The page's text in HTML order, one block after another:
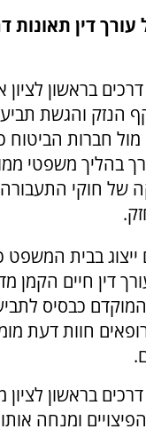
דין תאונות
דרכים בראשון
הנזק והגשת
חברות הביטוח
בהליך משפטי
של חוקי
ייצוג בבית
דין חיים הקמן
כבסיס
חוות דעת
דרכים בראשון
הפיצויים ומנחה